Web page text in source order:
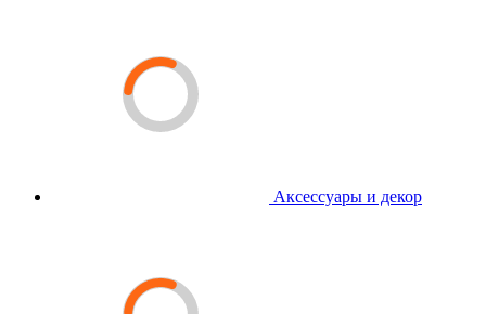
Аксессуары и декор